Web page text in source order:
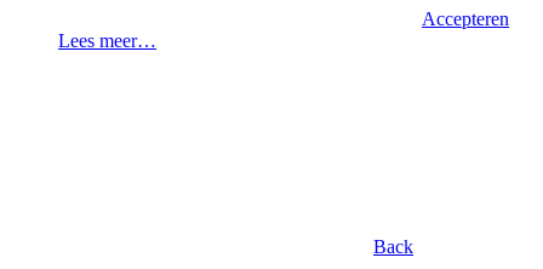
Accepteren
Lees meer…
Back